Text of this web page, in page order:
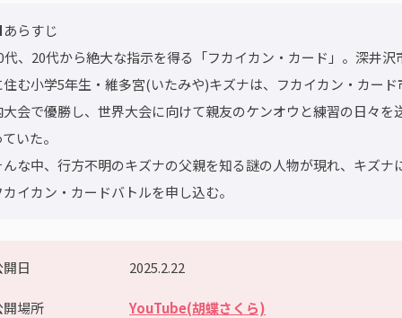
らすじ
代、20代から絶大な指示を得る「フカイカン・カード」。深井沢
住む小学5年生・維多宮(いたみや)キズナは、フカイカン・カード
大会で優勝し、世界大会に向けて親友のケンオウと練習の日々を
いた。
んな中、行方不明のキズナの父親を知る謎の人物が現れ、キズナ
イカン・カードバトルを申し込む。
日 2025.2.22
開場所 YouTube(胡蝶さくら)